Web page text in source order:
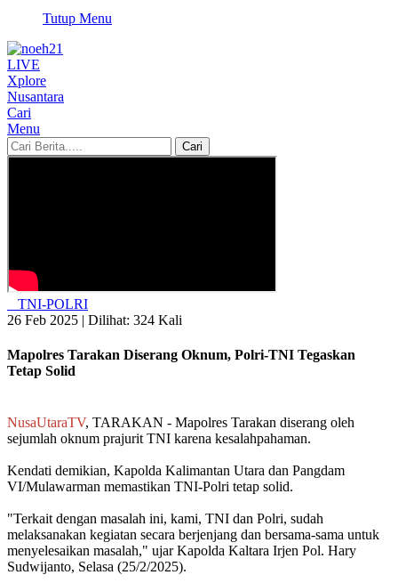
Tutup Menu
LIVE
Xplore
Nusantara
Cari
Menu
Cari
TNI-POLRI
26 Feb 2025 | Dilihat: 324 Kali
Mapolres Tarakan Diserang Oknum, Polri-TNI Tegaskan
Tetap Solid
NusaUtaraTV, TARAKAN - Mapolres Tarakan diserang oleh
sejumlah oknum prajurit TNI karena kesalahpahaman.
Kendati demikian, Kapolda Kalimantan Utara dan Pangdam
VI/Mulawarman memastikan TNI-Polri tetap solid.
"Terkait dengan masalah ini, kami, TNI dan Polri, sudah
melaksanakan kegiatan secara berjenjang dan bersama-sama untuk
menyelesaikan masalah," ujar Kapolda Kaltara Irjen Pol. Hary
Sudwijanto, Selasa (25/2/2025).